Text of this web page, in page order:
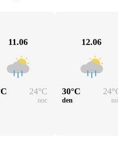
11.06
24°C
noc
12.06
30°C 24°C
den noc